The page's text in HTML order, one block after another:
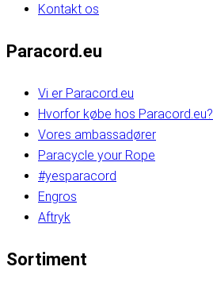
Kontakt os
Paracord.eu
Vi er Paracord.eu
Hvorfor købe hos Paracord.eu?
Vores ambassadører
Paracycle your Rope
#yesparacord
Engros
Aftryk
Sortiment